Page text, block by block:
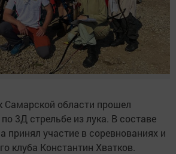
Самарской области прошел
3Д стрельбе из лука. В составе
принял участие в соревнованиях и
клуба Константин Хватков.